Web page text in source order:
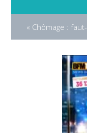
« Chômage :